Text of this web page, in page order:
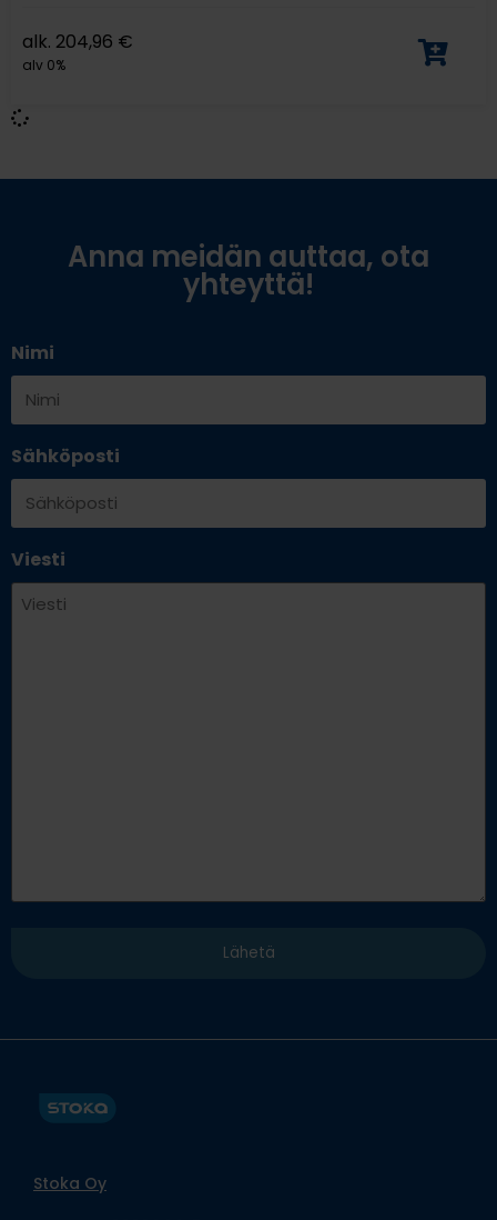
alk. 204,96 €
alv 0%
Anna meidän auttaa, ota
yhteyttä!
Nimi
Sähköposti
Viesti
Stoka Oy